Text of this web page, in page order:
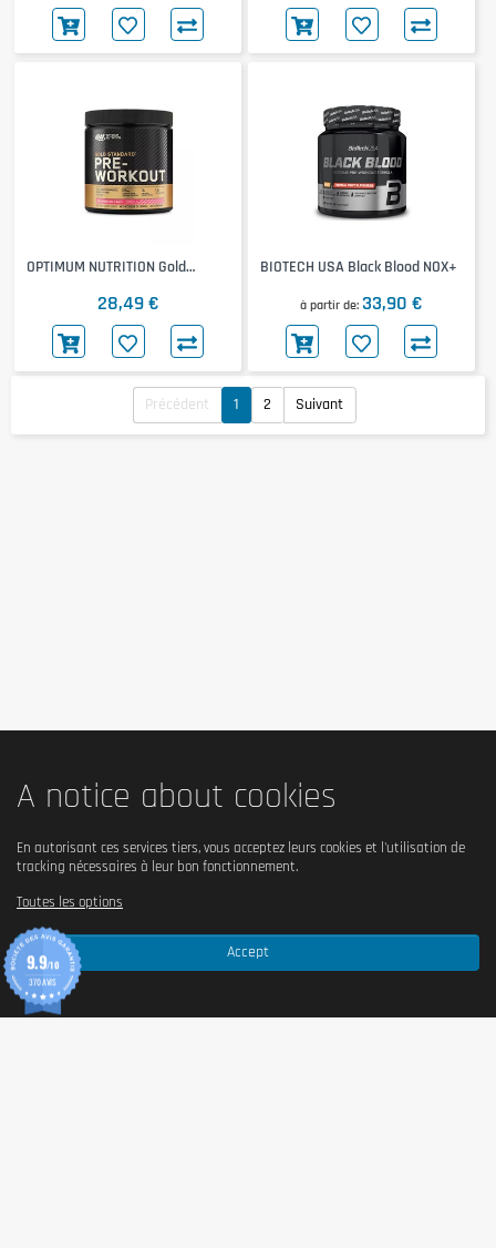
OPTIMUM NUTRITION Gold
28,49 €
BIOTECH USA Black Blood NOX+
à partir de 33,90 €
Précédent 1 2 Suivant
A notice about cookies
Accept
En autorisant ces services tiers, vous acceptez leurs cookies et l'utilisation de
tracking nécessaires à leur bon fonctionnement.
Toutes les options
9.9/10
370 AVIS